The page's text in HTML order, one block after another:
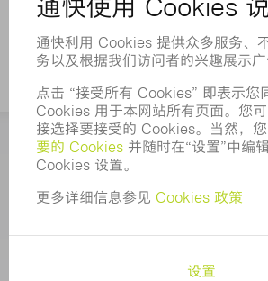
电话 +86 512 5350 5055
版权和商标权